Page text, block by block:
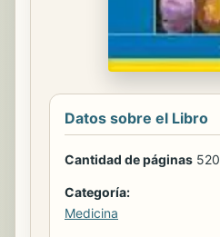
Datos sobre el Libro
Cantidad de páginas 520
Categoría:
Medicina